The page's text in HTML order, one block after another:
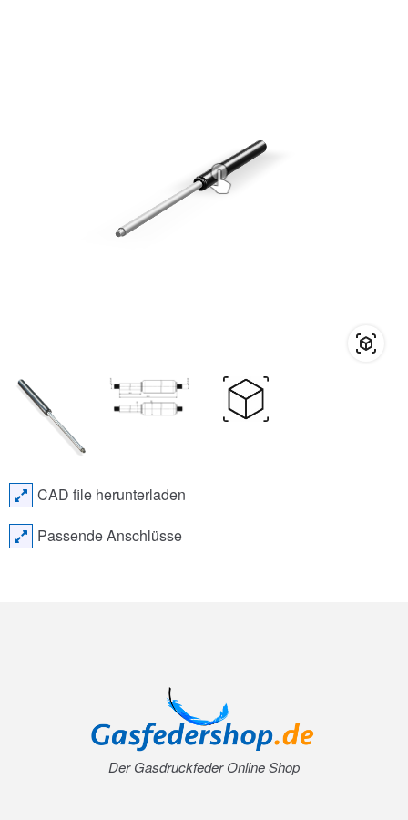
CAD file herunterladen
Passende Anschlüsse
Der Gasdruckfeder Online Shop